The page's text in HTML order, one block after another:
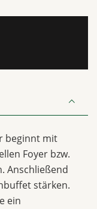
beginnt mit
Foyer bzw.
Anschließend
stärken.
ein